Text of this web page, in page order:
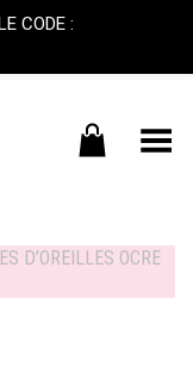
Basculer le menu
D’OREILLES OCRE
CODE :